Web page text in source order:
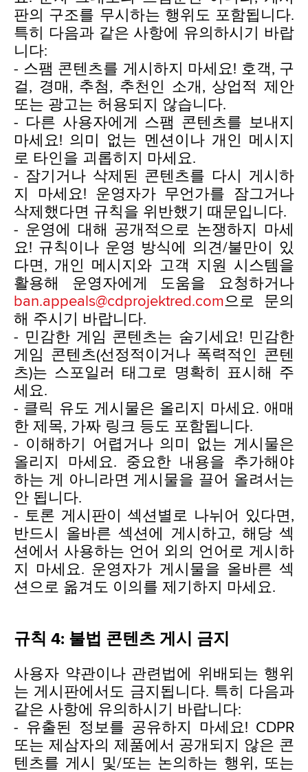
판의 구조를 무시하는 행위도 포함됩니다.
특히 다음과 같은 사항에 유의하시기 바랍
니다:
- 스팸 콘텐츠를 게시하지 마세요! 호객, 구
걸, 경매, 추첨, 추천인 소개, 상업적 제안
또는 광고는 허용되지 않습니다.
- 다른 사용자에게 스팸 콘텐츠를 보내지
마세요! 의미 없는 멘션이나 개인 메시지
로 타인을 괴롭히지 마세요.
- 잠기거나 삭제된 콘텐츠를 다시 게시하
지 마세요! 운영자가 무언가를 잠그거나
삭제했다면 규칙을 위반했기 때문입니다.
- 운영에 대해 공개적으로 논쟁하지 마세
요! 규칙이나 운영 방식에 의견/불만이 있
다면, 개인 메시지와 고객 지원 시스템을
활용해 운영자에게 도움을 요청하거나
ban.appeals@cdprojektred.com으로 문의
해 주시기 바랍니다.
- 민감한 게임 콘텐츠는 숨기세요! 민감한
게임 콘텐츠(선정적이거나 폭력적인 콘텐
츠)는 스포일러 태그로 명확히 표시해 주
세요.
- 클릭 유도 게시물은 올리지 마세요. 애매
한 제목, 가짜 링크 등도 포함됩니다.
- 이해하기 어렵거나 의미 없는 게시물은
올리지 마세요. 중요한 내용을 추가해야
하는 게 아니라면 게시물을 끌어 올려서는
안 됩니다.
- 토론 게시판이 섹션별로 나뉘어 있다면,
반드시 올바른 섹션에 게시하고, 해당 섹
션에서 사용하는 언어 외의 언어로 게시하
지 마세요. 운영자가 게시물을 올바른 섹
션으로 옮겨도 이의를 제기하지 마세요.
규칙 4: 불법 콘텐츠 게시 금지
사용자 약관이나 관련법에 위배되는 행위
는 게시판에서도 금지됩니다. 특히 다음과
같은 사항에 유의하시기 바랍니다:
- 유출된 정보를 공유하지 마세요! CDPR
또는 제삼자의 제품에서 공개되지 않은 콘
텐츠를 게시 및/또는 논의하는 행위, 또는